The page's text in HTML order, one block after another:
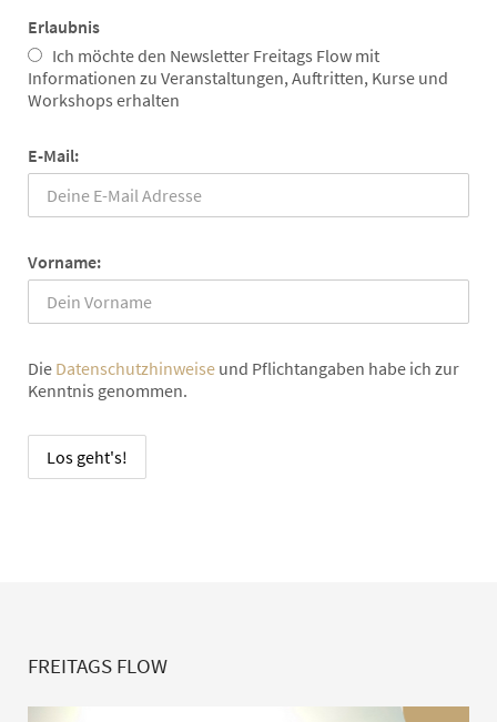
Erlaubnis
Ich möchte den Newsletter Freitags Flow mit
Informationen zu Veranstaltungen, Auftritten, Kurse und
Workshops erhalten
E-Mail:
Vorname:
Die Datenschutzhinweise und Pflichtangaben habe ich zur
Kenntnis genommen.
FREITAGS FLOW